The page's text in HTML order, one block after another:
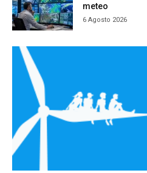
meteo
6 Agosto 2026